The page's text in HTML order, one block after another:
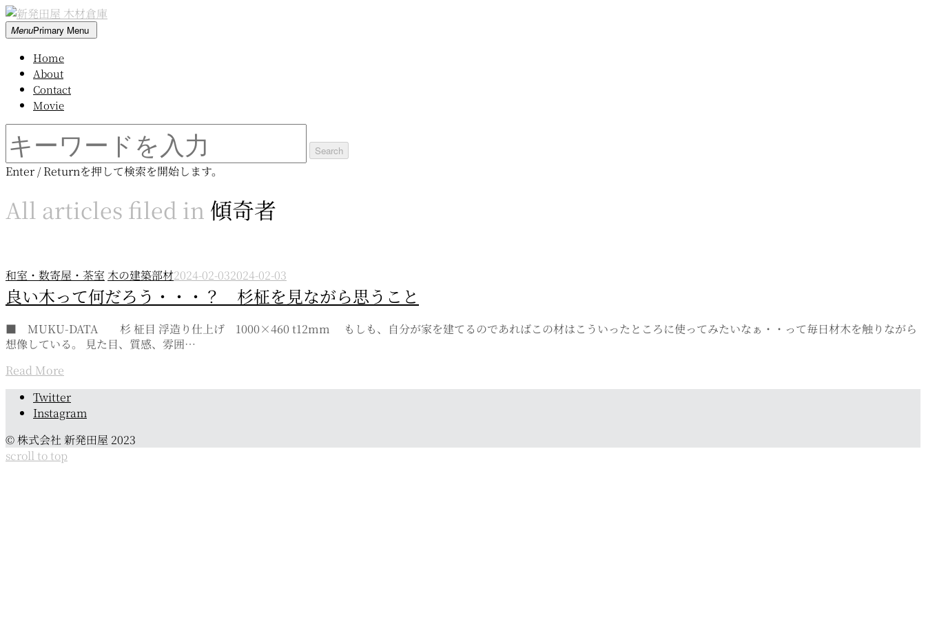
Skip
to
新
倉
庫
MenuPrimary Menu
Home
About
Contact
Movie
for:
Enter / Returnを押して検索を開始します。
All articles filed in 傾奇者
和室・数寄屋・茶室 木の建築部材2024-02-032024-02-03
良い木って何だろう・・・？ 杉柾を見ながら思うこと
■ MUKU-DATA 杉 柾目 浮造り仕上げ 1000×460 t12mm もしも、自分が家を建てるのであればこの材はこういったところに使ってみたいなぁ・・って毎日材木を触りながら
想像している。 見た目、質感、雰囲…
Read More
Page
navigation
Twitter
Instagram
© 株式会社 新発田屋 2023
scroll to top